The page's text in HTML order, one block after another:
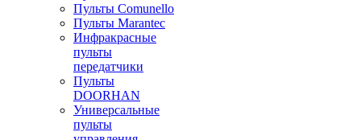
Пульты Сomunello
Пульты Marantec
Инфракрасные
пульты
передатчики
Пульты
DOORHAN
Универсальные
пульты